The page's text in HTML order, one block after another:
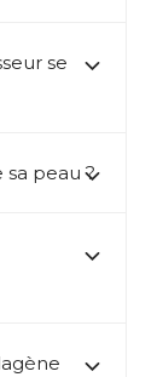
se
peau ?